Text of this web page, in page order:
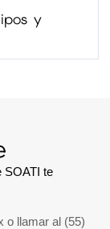
y
SOATI te
o llamar al (55)